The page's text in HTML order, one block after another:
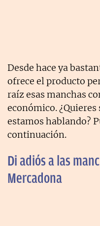
Desde hace ya
ofrece el producto
raíz esas manchas
económico.
estamos hablando?
continuación.
Di adiós a las
Mercadona